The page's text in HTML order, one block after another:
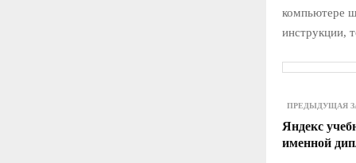
компьютере
инструкции,
ПРЕДЫДУЩАЯ
Яндекс
именной